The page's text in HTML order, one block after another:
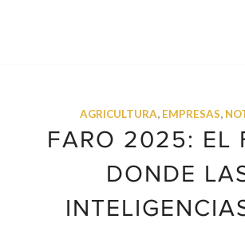
AGRICULTURA, EMPRESAS,
FARO 2025: EL
DONDE